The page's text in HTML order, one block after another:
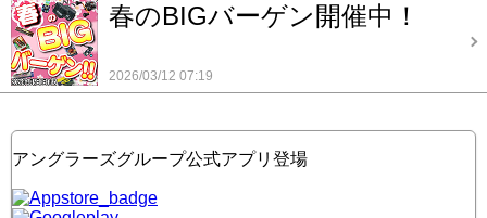
春のBIGバーゲン開催中！
2026/03/12 07:19
アングラーズグループ公式アプリ登場